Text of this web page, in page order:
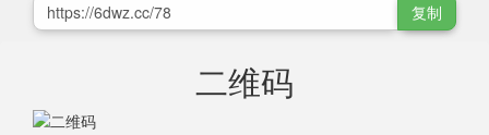
复制
二维码